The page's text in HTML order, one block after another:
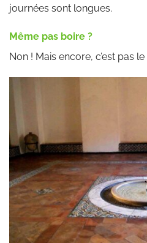
journées sont longues.
Même pas boire ?
Non ! Mais encore, c’est pas